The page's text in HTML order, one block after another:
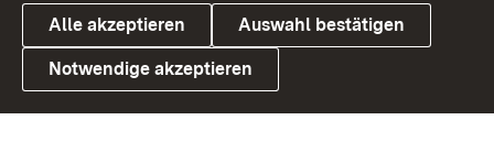
Link zum Landesportal
Alle akzeptieren Auswahl bestätigen
Notwendige akzeptieren